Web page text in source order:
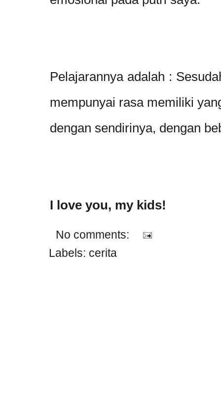
Pelajarannya adalah :
mempunyai rasa memiliki
dengan sendirinya, dengan
I love you, my kids!
No comments:
Labels: cerita